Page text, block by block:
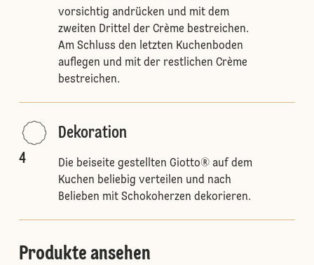
vorsichtig andrücken und mit dem
zweiten Drittel der Crème bestreichen.
Am Schluss den letzten Kuchenboden
auflegen und mit der restlichen Crème
bestreichen.
4
Dekoration
Die beiseite gestellten Giotto® auf dem
Kuchen beliebig verteilen und nach
Belieben mit Schokoherzen dekorieren.
Produkte ansehen